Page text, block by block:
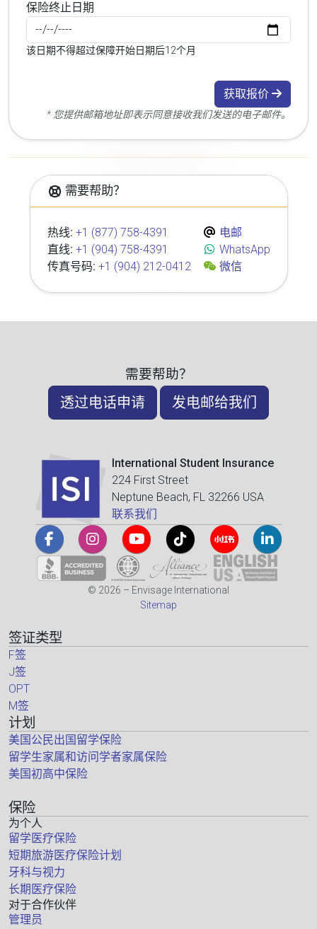
保险终止日期
该日期不得超过保障开始日期后12个月
获取报价
* 您提供邮箱地址即表示同意接收我们发送的电子邮件。
需要帮助？
热线: +1 (877) 758-4391
直线: +1 (904) 758-4391
传真号码: +1 (904) 212-0412
电邮
WhatsApp
微信
需要帮助？
透过电话申请 发电邮给我们
International Student Insurance
224 First Street
Neptune Beach, FL 32266 USA
联系我们
© 2026 – Envisage International
Sitemap
签证类型
F签
J签
OPT
M签
计划
美国公民出国留学保险
留学生家属和访问学者家属保险
美国初高中保险
保险
为个人
留学医疗保险
短期旅游医疗保险计划
牙科与视力
长期医疗保险
对于合作伙伴
管理员